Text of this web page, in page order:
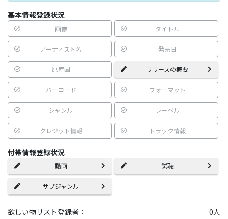
基本情報登録状況
画像 タイトル
アーティスト名 発売日
原産国 リリースの概要
バーコード フォーマット
ジャンル レーベル
クレジット情報 トラック情報
付帯情報登録状況
動画 試聴
サブジャンル
欲しい物リスト登録者： 0人